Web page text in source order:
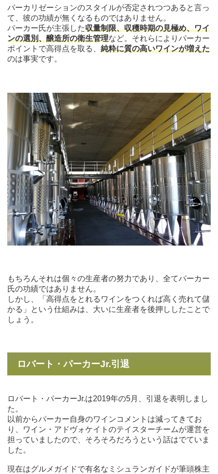
パーカリゼーションのスタイルが否定されつつあると言っ
て、彼の功績が無くなるものではありません。
パーカー氏が主張した収量制限、収穫時期の見極め、ワイ
ンの選別、醸造所の衛生管理など。それらによりパーカー
ポイントで高得点を取る、 純粋に質の高いワインが増えた
のは事実です。
もちろんそれは個々の生産者の努力であり、全てパーカー
氏の功績ではありません。
しかし、「高得点をとれるワインをつくれば高く売れて儲
かる」という仕組みは、大いに生産者を後押ししたことで
しょう。
ロバート・パーカーJr.引退
ロバート・パーカーJr.は2019年の5月、引退を表明しまし
た。
以前からパーカー自身のワインコメントは減ってきてお
り、ワイン・アドヴォケイトのテイスターチームが運営を
担っていましたので、そろそろだろうという話はでていま
した。
現在はグルメガイドで有名なミシュランガイドが筆頭株主